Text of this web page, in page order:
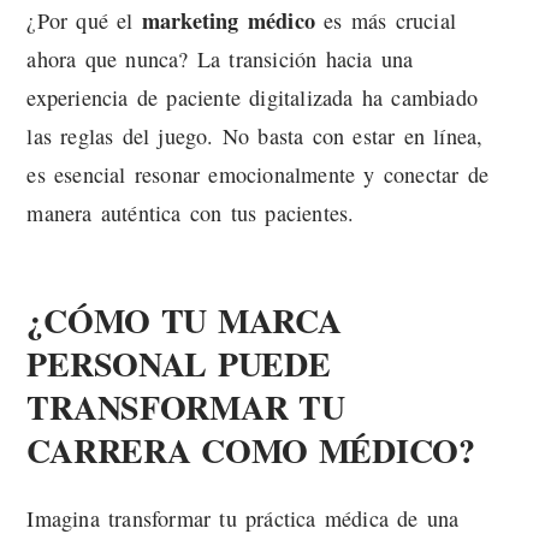
¿Por qué el marketing médico es más crucial
ahora que nunca? La transición hacia una
experiencia de paciente digitalizada ha cambiado
las reglas del juego. No basta con estar en línea,
es esencial resonar emocionalmente y conectar de
manera auténtica con tus pacientes.
¿CÓMO TU MARCA
PERSONAL PUEDE
TRANSFORMAR TU
CARRERA COMO MÉDICO?
Imagina transformar tu práctica médica de una